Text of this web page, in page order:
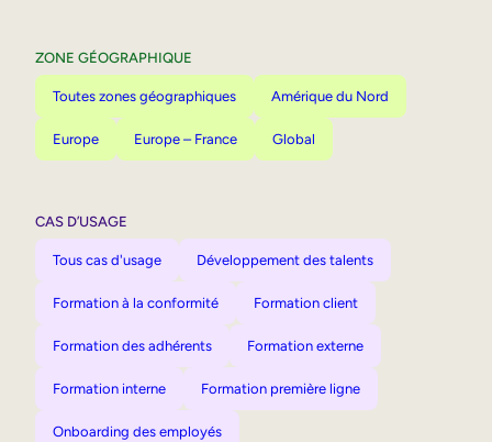
ZONE GÉOGRAPHIQUE
Toutes zones géographiques Amérique du Nord
Europe Europe – France Global
CAS D’USAGE
Tous cas d'usage Développement des talents
Formation à la conformité Formation client
Formation des adhérents Formation externe
Formation interne Formation première ligne
Onboarding des employés